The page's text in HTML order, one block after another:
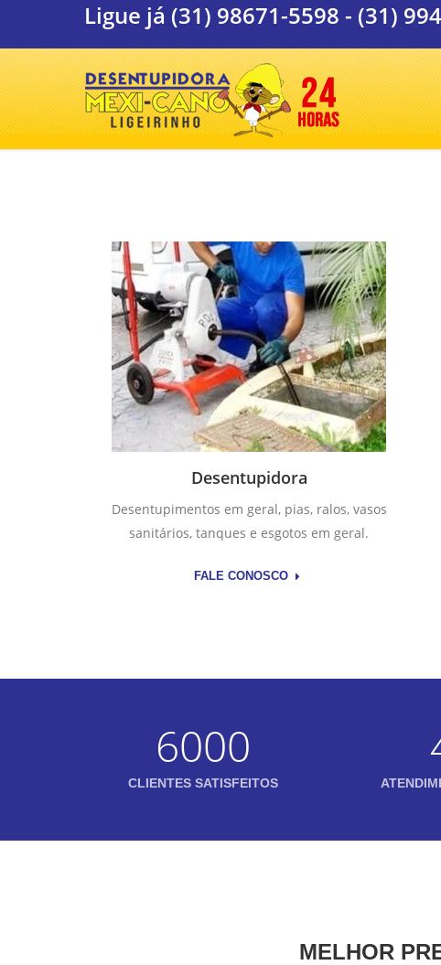
Ligue já (31) 98671-5598 - (31)
Desentupidora
Desentupimentos em geral, pias, ralos, vasos
sanitários, tanques e esgotos em geral.
FALE CONOSCO
6000
CLIENTES SATISFEITOS
MELHOR